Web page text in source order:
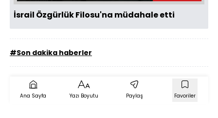
İsrail Özgürlük Filosu'na müdahale etti
#Son dakika haberler
Ana Sayfa Yazı Boyutu Paylaş Favoriler